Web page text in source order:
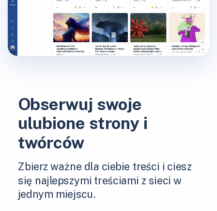
Obserwuj swoje
ulubione strony i
twórców
Zbierz ważne dla ciebie treści i ciesz
się najlepszymi treściami z sieci w
jednym miejscu.